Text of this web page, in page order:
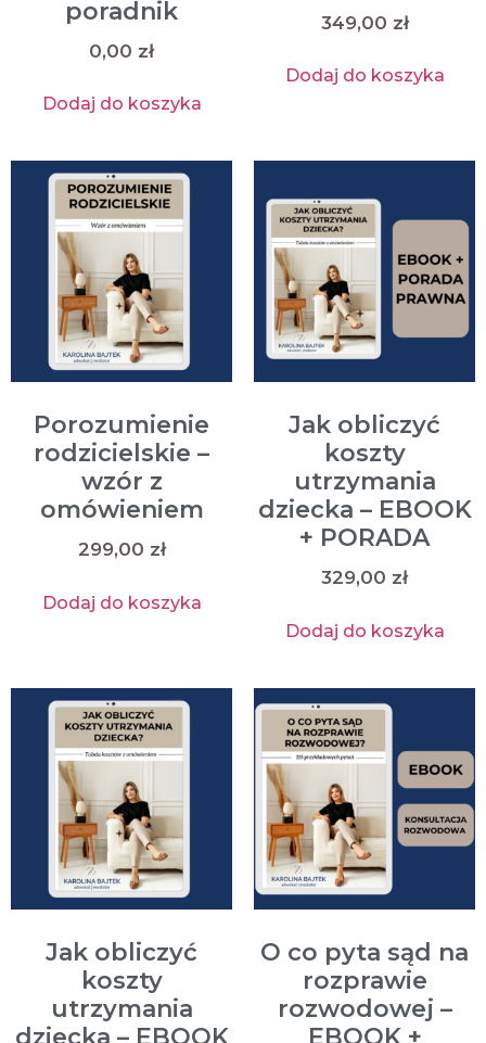
poradnik
0,00 zł
Dodaj do koszyka
349,00 zł
Dodaj do koszyka
Porozumienie
rodzicielskie –
wzór z
omówieniem
299,00 zł
Dodaj do koszyka
Jak obliczyć
koszty
utrzymania
dziecka – EBOOK
+ PORADA
329,00 zł
Dodaj do koszyka
Jak obliczyć
koszty
utrzymania
dziecka – EBOOK
O co pyta sąd na
rozprawie
rozwodowej –
EBOOK +